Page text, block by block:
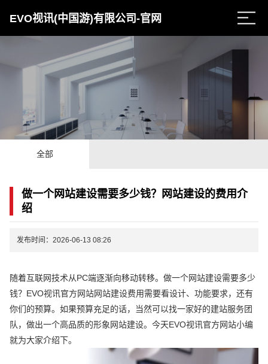
EVO视讯(中国游)有限公司-官网
全部
做一个网站建设需要多少钱？网站建设的费用介
绍
发布时间：2026-06-13 08:26
随着互联网技术从PC端逐渐向移动转移。做一个网站建设需要多少
钱？EVO视讯官方网站网站建设费用需要看设计、功能要求，还有
你们的预算。如果预算充足的话，当然可以找一家好的建站服务团
队，做出一个高品质的形象网站建设。今天EVO视讯官方网站小编
就为大家介绍下。